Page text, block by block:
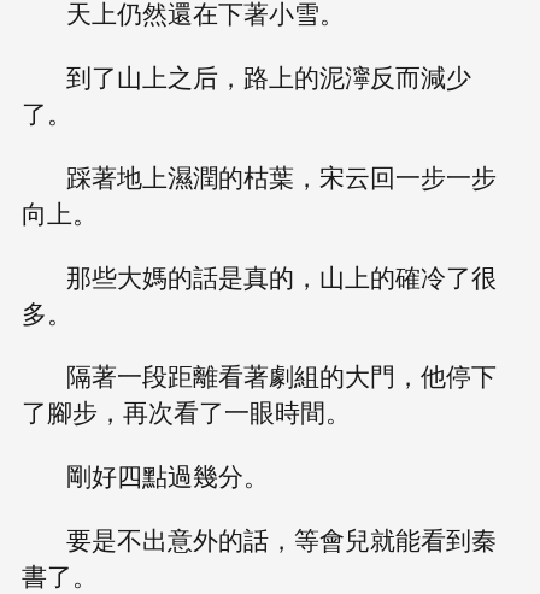
天上仍然還在下著小雪。
到了山上之后，路上的泥濘反而減少
了。
踩著地上濕潤的枯葉，宋云回一步一步
向上。
那些大媽的話是真的，山上的確冷了很
多。
隔著一段距離看著劇組的大門，他停下
了腳步，再次看了一眼時間。
剛好四點過幾分。
要是不出意外的話，等會兒就能看到秦
書了。